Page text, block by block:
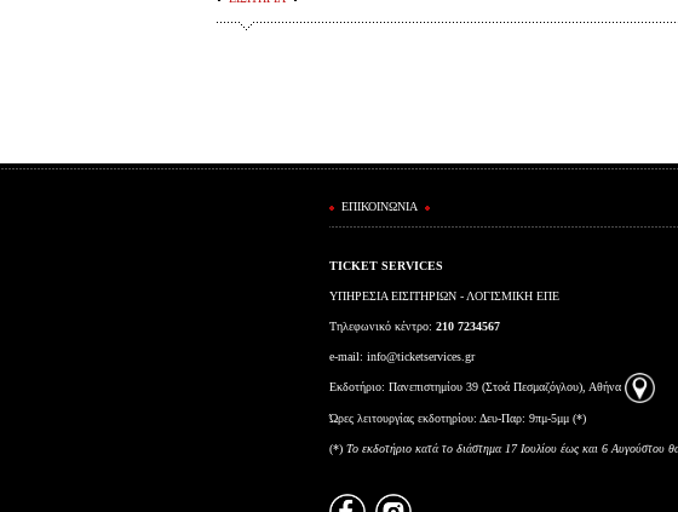
ΕΠΙΚΟΙΝΩΝΙΑ
TICKET SERVICES
ΥΠΗΡΕΣΙΑ ΕΙΣΙΤΗΡΙΩΝ - ΛΟΓΙΣΜΙΚΗ ΕΠΕ
Τηλεφωνικό κέντρο: 210 7234567
e-mail: info@ticketservices.gr
Εκδοτήριο: Πανεπιστημίου 39 (Στοά Πεσμαζόγλου), Αθήνα
Ώρες λειτουργίας εκδοτηρίου: Δευ-Παρ: 9πμ-5μμ (*)
(*) To εκδοτήριο κατά το διάστημα 17 Ιουλίου έως και 6 Αυγούστου